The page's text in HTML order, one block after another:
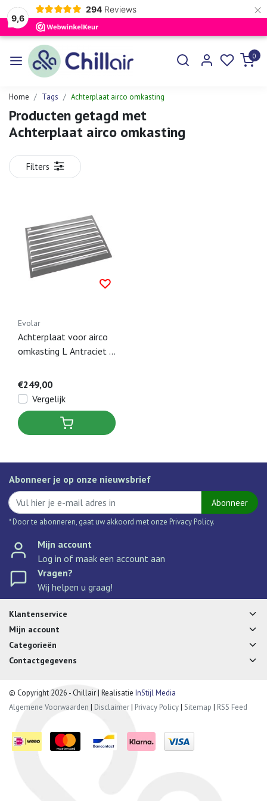
9,6
294 Reviews ×
0
Home Tags Achterplaat airco omkasting
Producten getagd met
Achterplaat airco omkasting
Filters
Evolar
Achterplaat voor airco
omkasting L Antraciet -
€249,00
Vergelijk
Abonneer je op onze nieuwsbrief
Abonneer
* Door te abonneren, gaat uw akkoord met onze Privacy Policy.
Mijn account
Log in of maak een account aan
Vragen?
Wij helpen u graag!
Klantenservice
Mijn account
Categorieën
Contactgegevens
© Copyright 2026 - Chillair | Realisatie InStijl Media
Algemene Voorwaarden | Disclaimer| Privacy Policy| Sitemap | RSS Feed